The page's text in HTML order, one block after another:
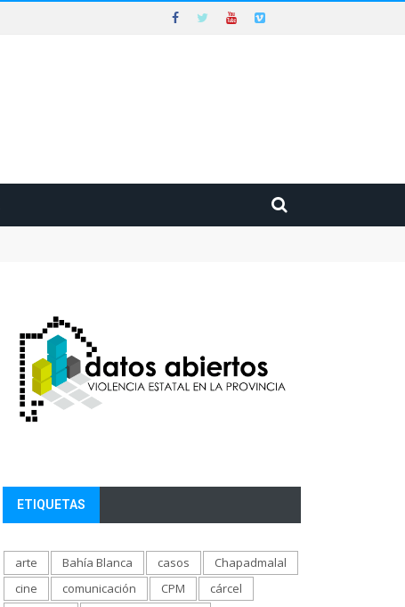
ETIQUETAS
arte Bahía Blanca casos
Chapadmalal
cine
comunicación CPM
cárcel